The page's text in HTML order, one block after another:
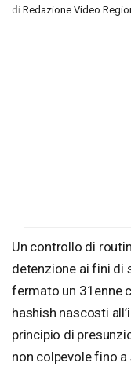
di Redazione Video
Un controllo di
detenzione ai fini di
fermato un 31enne
hashish nascosti
principio di
non colpevole fino